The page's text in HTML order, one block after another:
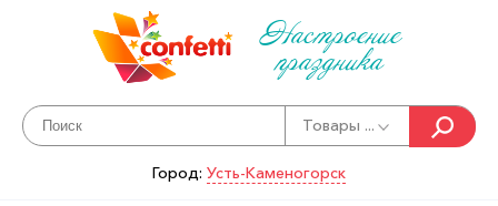
Настроение
праздника
Товары ...
Город: Усть-Каменогорск